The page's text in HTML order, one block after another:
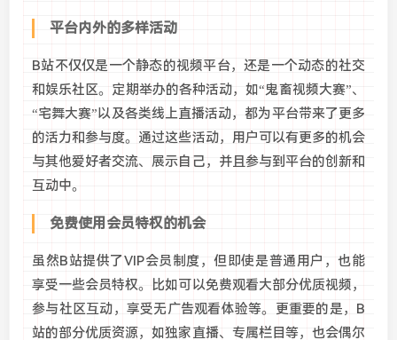
平台内外的多样活动
B站不仅仅是一个静态的视频平台，还是一个动态的社交
和娱乐社区。定期举办的各种活动，如“鬼畜视频大赛”、
“宅舞大赛”以及各类线上直播活动，都为平台带来了更多
的活力和参与度。通过这些活动，用户可以有更多的机会
与其他爱好者交流、展示自己，并且参与到平台的创新和
互动中。
免费使用会员特权的机会
虽然B站提供了VIP会员制度，但即使是普通用户，也能
享受一些会员特权。比如可以免费观看大部分优质视频，
参与社区互动，享受无广告观看体验等。更重要的是，B
站的部分优质资源，如独家直播、专属栏目等，也会偶尔